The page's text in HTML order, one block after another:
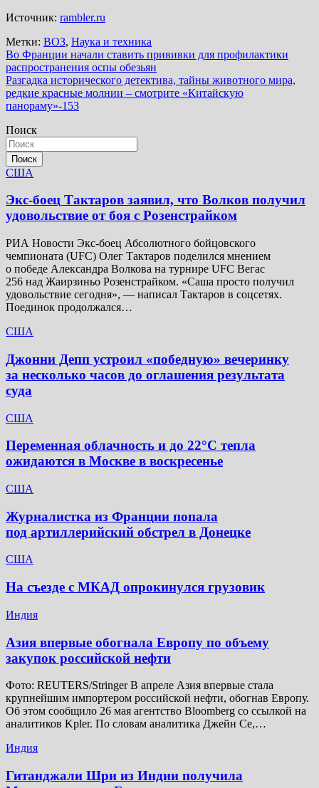
Источник: rambler.ru
Метки: ВОЗ, Наука и техника
Навигация
по
записям
Во Франции начали ставить прививки для профилактики
распространения оспы обезьян
Разгадка исторического детектива, тайны животного мира,
редкие красные молнии – смотрите «Китайскую
панораму»-153
Поиск
Поиск
США
Экс-боец Тактаров заявил, что Волков получил
удовольствие от боя с Розенстрайком
РИА Новости Экс-боец Абсолютного бойцовского
чемпионата (UFC) Олег Тактаров поделился мнением
о победе Александра Волкова на турнире UFC Вегас
256 над Жаирзиньо Розенстрайком. «Саша просто получил
удовольствие сегодня», — написал Тактаров в соцсетях.
Поединок продолжался…
США
Джонни Депп устроил «победную» вечеринку
за несколько часов до оглашения результата
суда
США
Переменная облачность и до 22°C тепла
ожидаются в Москве в воскресенье
США
Журналистка из Франции попала
под артиллерийский обстрел в Донецке
США
На съезде с МКАД опрокинулся грузовик
Индия
Азия впервые обогнала Европу по объему
закупок российской нефти
Фото: REUTERS/Stringer В апреле Азия впервые стала
крупнейшим импортером российской нефти, обогнав Европу.
Об этом сообщило 26 мая агентство Bloomberg со ссылкой на
аналитиков Kpler. По словам аналитика Джейн Се,…
Индия
Гитанджали Шри из Индии получила